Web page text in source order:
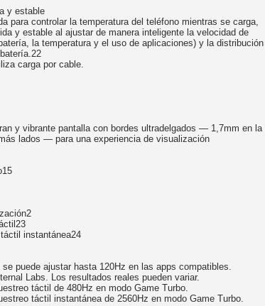
y estable
para controlar la temperatura del teléfono mientras se carga,
y estable al ajustar de manera inteligente la velocidad de
la temperatura y el uso de aplicaciones) y la distribución
carga por cable.
y vibrante pantalla con bordes ultradelgados — 1,7mm en la
lados — para una experiencia de visualización
instantánea24
puede ajustar hasta 120Hz en las apps compatibles.
Labs. Los resultados reales pueden variar.
táctil de 480Hz en modo Game Turbo.
táctil instantánea de 2560Hz en modo Game Turbo.